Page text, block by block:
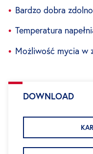
Bardzo dobra
Temperatura
Możliwość mycia w
DOWNLOAD